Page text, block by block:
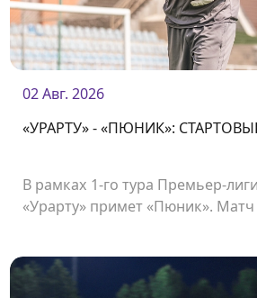
02 Авг. 2026
«УРАРТУ» - «ПЮНИК»:
В рамках 1-го тура Премьер-
«Урарту» примет «Пюник». Матч